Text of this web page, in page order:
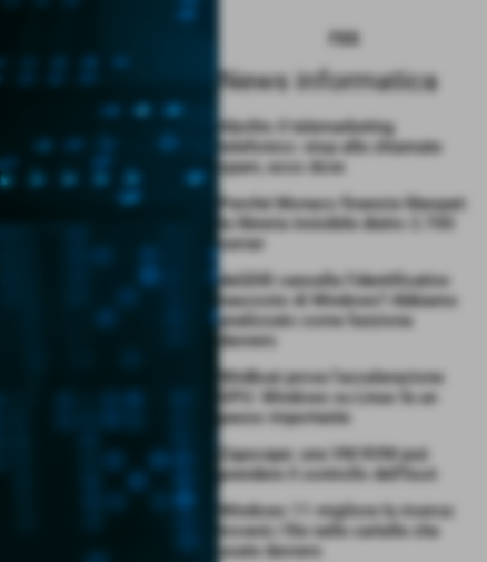
rss
News informatica
Abolito il telemarketing
telefonico: stop alle chiamate
spam, ecco dove
Perché Monaco finanzia libexpat:
la libreria invisibile dietro 2.700
server
deGDID cancella l’identificativo
nascosto di Windows? Abbiamo
analizzato come funziona
davvero
WinBoat prova l’accelerazione
GPU: Windows su Linux fa un
passo importante
Zapscape: una VM KVM può
prendere il controllo dell’host
Windows 11 migliora la ricerca:
troverà i file nelle cartelle che
usate davvero